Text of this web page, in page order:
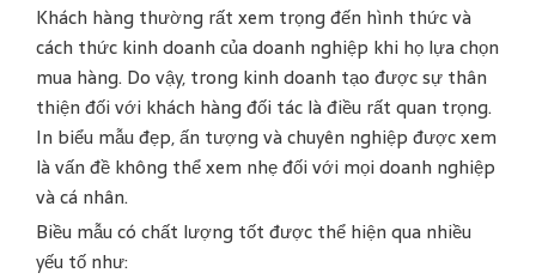
Khách hàng thường rất xem trọng đến hình thức và
cách thức kinh doanh của doanh nghiệp khi họ lựa chọn
mua hàng. Do vậy, trong kinh doanh tạo được sự thân
thiện đối với khách hàng đối tác là điều rất quan trọng.
In biểu mẫu đẹp, ấn tượng và chuyên nghiệp được xem
là vấn đề không thể xem nhẹ đối với mọi doanh nghiệp
và cá nhân.
Biều mẫu có chất lượng tốt được thể hiện qua nhiều
yếu tố như: